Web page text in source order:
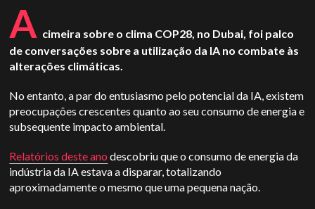
A cimeira sobre o clima COP28, no Dubai, foi palco
de conversações sobre a utilização da IA no combate às
alterações climáticas.
No entanto, a par do entusiasmo pelo potencial da IA, existem
preocupações crescentes quanto ao seu consumo de energia e
subsequente impacto ambiental.
Relatórios deste ano descobriu que o consumo de energia da
indústria da IA estava a disparar, totalizando
aproximadamente o mesmo que uma pequena nação.